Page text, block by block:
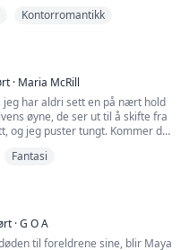
veldig slem kattunge. Du aner
gjennom."
min strammet seg og klemte
Kontorromantikk
· Maria McRill
jeg har aldri sett en på nært hold
øyne, de ser ut til å skifte fra
og jeg puster tungt. Kommer den
om jeg håper ulven gjør meg
til å holde ord, ikke san...
Fantasi
·G O A
til foreldrene sine, blir Maya